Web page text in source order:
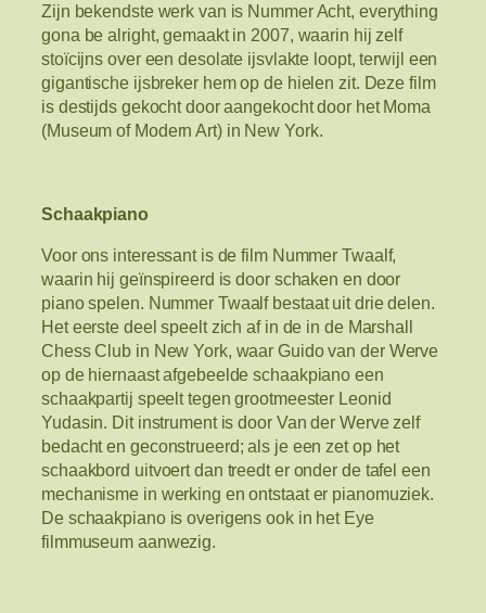
Zijn bekendste werk van is Nummer Acht, everything
gona be alright, gemaakt in 2007, waarin hij zelf
stoïcijns over een desolate ijsvlakte loopt, terwijl een
gigantische ijsbreker hem op de hielen zit. Deze film
is destijds gekocht door aangekocht door het Moma
(Museum of Modern Art) in New York.
Schaakpiano
Voor ons interessant is de film Nummer Twaalf,
waarin hij geïnspireerd is door schaken en door
piano spelen. Nummer Twaalf bestaat uit drie delen.
Het eerste deel speelt zich af in de in de Marshall
Chess Club in New York, waar Guido van der Werve
op de hiernaast afgebeelde schaakpiano een
schaakpartij speelt tegen grootmeester Leonid
Yudasin. Dit instrument is door Van der Werve zelf
bedacht en geconstrueerd; als je een zet op het
schaakbord uitvoert dan treedt er onder de tafel een
mechanisme in werking en ontstaat er pianomuziek.
De schaakpiano is overigens ook in het Eye
filmmuseum aanwezig.